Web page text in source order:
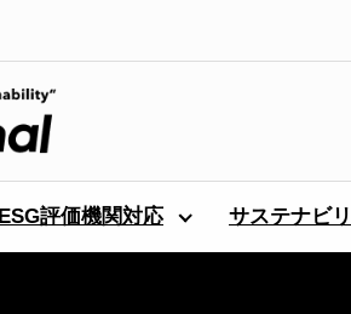
ESG評価機関対応 サステナビ